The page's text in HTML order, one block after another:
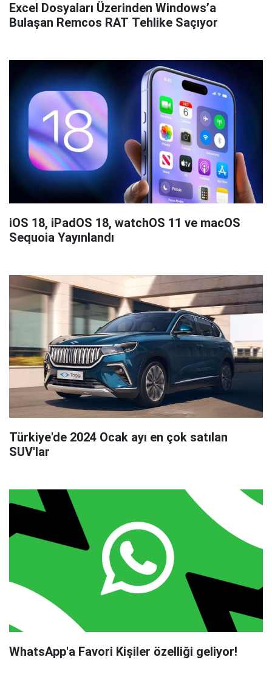
Excel Dosyaları Üzerinden Windows’a
Bulaşan Remcos RAT Tehlike Saçıyor
iOS 18, iPadOS 18, watchOS 11 ve macOS
Sequoia Yayınlandı
Türkiye'de 2024 Ocak ayı en çok satılan
SUV'lar
WhatsApp'a Favori Kişiler özelliği geliyor!